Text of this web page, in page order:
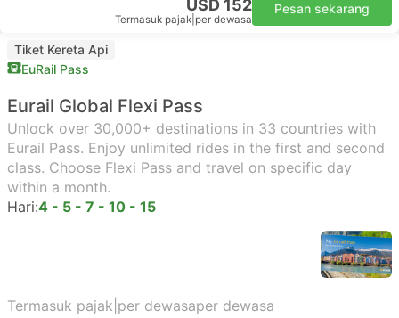
USD 152
Termasuk pajak per dewasa
Pesan sekarang
Tiket Kereta Api
EuRail Pass
Eurail Global Flexi Pass
Unlock over 30,000+ destinations in 33 countries with
Eurail Pass. Enjoy unlimited rides in the first and second
class. Choose Flexi Pass and travel on specific day
within a month.
Hari:4 - 5 - 7 - 10 - 15
Termasuk pajak per dewasaper dewasa